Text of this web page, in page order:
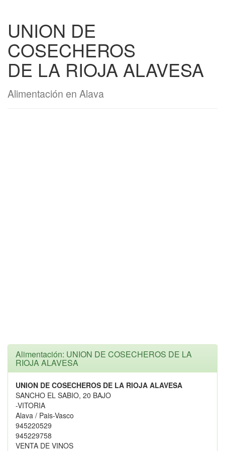
UNION DE
COSECHEROS
DE LA RIOJA ALAVESA
Alimentación en Alava
Alimentación: UNION DE COSECHEROS DE LA
RIOJA ALAVESA
UNION DE COSECHEROS DE LA RIOJA ALAVESA
SANCHO EL SABIO, 20 BAJO
-VITORIA
Alava / Pais-Vasco
945220529
945229758
VENTA DE VINOS